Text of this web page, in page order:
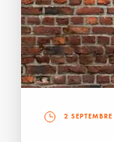
2 SEPTEMBRE